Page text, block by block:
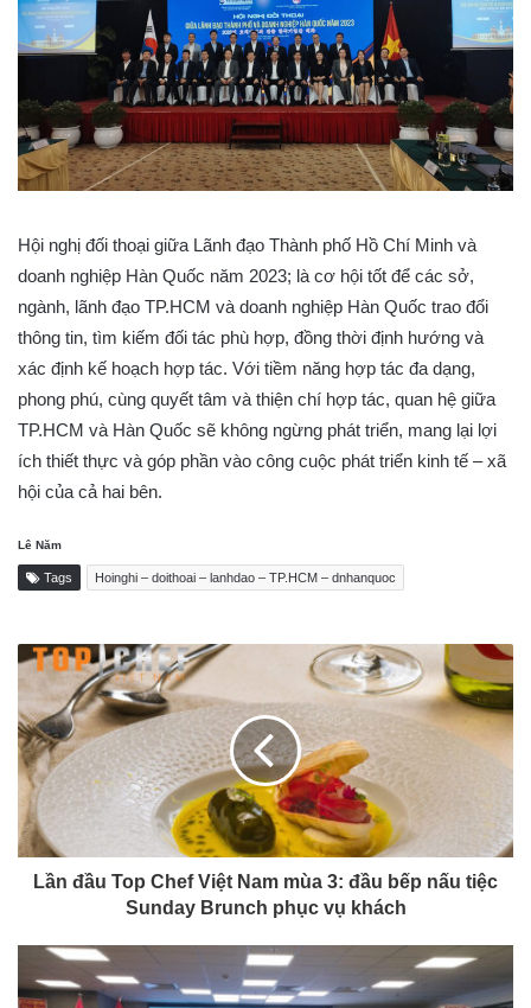
Hội nghị đối thoại giữa Lãnh đạo Thành phố Hồ Chí Minh và
doanh nghiệp Hàn Quốc năm 2023; là cơ hội tốt để các sở,
ngành, lãnh đạo TP.HCM và doanh nghiệp Hàn Quốc trao đổi
thông tin, tìm kiếm đối tác phù hợp, đồng thời định hướng và
xác định kế hoạch hợp tác. Với tiềm năng hợp tác đa dạng,
phong phú, cùng quyết tâm và thiện chí hợp tác, quan hệ giữa
TP.HCM và Hàn Quốc sẽ không ngừng phát triển, mang lại lợi
ích thiết thực và góp phần vào công cuộc phát triển kinh tế – xã
hội của cả hai bên.
Lê Năm
Tags Hoinghi – doithoai – lanhdao – TP.HCM – dnhanquoc
Lần đầu Top Chef Việt Nam mùa 3: đầu bếp nấu tiệc
Sunday Brunch phục vụ khách